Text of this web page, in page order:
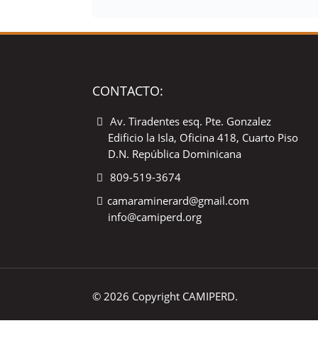
CONTACTO:
Av. Tiradentes esq. Pte. Gonzalez
Edificio la Isla, Oficina 418, Cuarto Piso
D.N. República Dominicana
809-519-3674
camaraminerard@gmail.com
info@camiperd.org
© 2026 Copyright CAMIPERD.